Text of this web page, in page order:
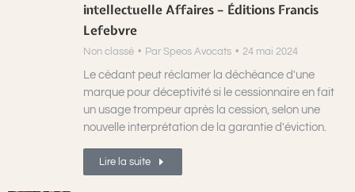
intellectuelle Affaires – Éditions Francis
Lefebvre
Non classé Par Speos Avocats 24 mai 2024
Le cédant peut réclamer la déchéance d'une
marque pour déceptivité si le cessionnaire en fait
un usage trompeur après la cession, selon une
nouvelle interprétation de la garantie d'éviction.
Lire la suite